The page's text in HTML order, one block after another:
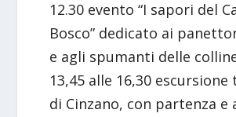
12.30 evento “I sapori del
Bosco” dedicato ai
e agli spumanti delle
13,45 alle 16,30
di Cinzano, con partenza e